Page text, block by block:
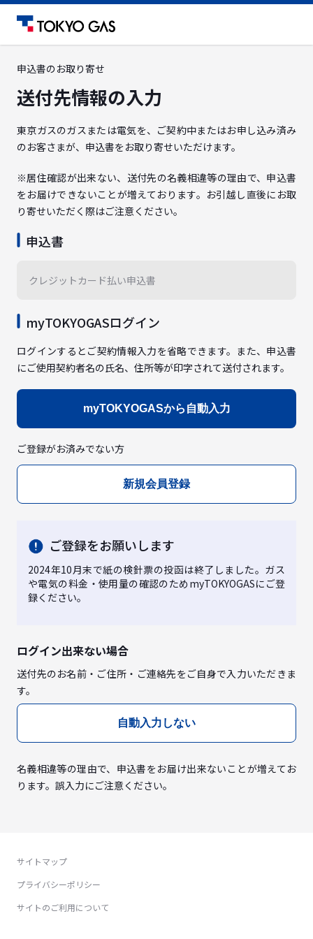
申込書のお取り寄せ
送付先情報の入力
東京ガスのガスまたは電気を、ご契約中またはお申し込み済み
のお客さまが、申込書をお取り寄せいただけます。
※居住確認が出来ない、送付先の名義相違等の理由で、申込書
をお届けできないことが増えております。お引越し直後にお取
り寄せいただく際はご注意ください。
申込書
クレジットカード払い申込書
myTOKYOGASログイン
ログインするとご契約情報入力を省略できます。また、申込書
にご使用契約者名の氏名、住所等が印字されて送付されます。
myTOKYOGASから自動入力
ご登録がお済みでない方
新規会員登録
ご登録をお願いします
2024年10月末で紙の検針票の投函は終了しました。ガス
や電気の料金・使用量の確認のためmyTOKYOGASにご登
録ください。
ログイン出来ない場合
送付先のお名前・ご住所・ご連絡先をご自身で入力いただきま
す。
自動入力しない
名義相違等の理由で、申込書をお届け出来ないことが増えてお
ります。誤入力にご注意ください。
サイトマップ
プライバシーポリシー
サイトのご利用について